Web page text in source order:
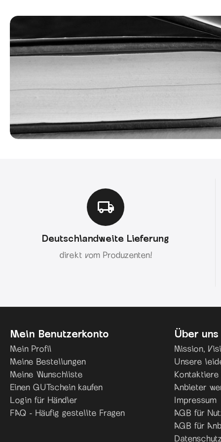
Deutschlandweite Lieferung
direkt vom Produzenten!
Mein Benutzerkonto
Mein Profil
Meine Bestellungen
Meine Wunschliste
Einen GUTschein kaufen
Login für Händler
FAQ - Häufig gestellte Fragen
Über uns
Mission,
Unsere
Kontaktiere
Anbieter
Impressum
AGB für
AGB für